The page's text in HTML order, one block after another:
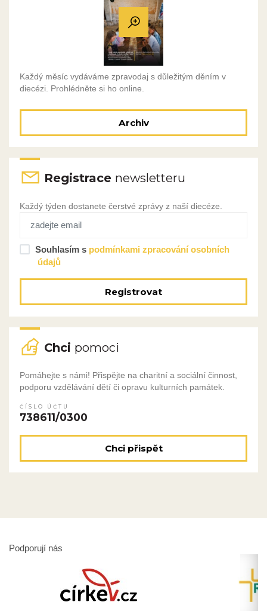
Každý měsíc vydáváme zpravodaj s důležitým děním v
diecézi. Prohlédněte si ho online.
Archiv
Registrace newsletteru
Každý týden dostanete čerstvé zprávy z naší diecéze.
Souhlasím s podmínkami zpracování osobních
údajů
Registrovat
Chci pomoci
Pomáhejte s námi! Přispějte na charitní a sociální činnost,
podporu vzdělávání dětí či opravu kulturních památek.
ČÍSLO ÚČTU
738611/0300
Chci přispět
Podporují nás